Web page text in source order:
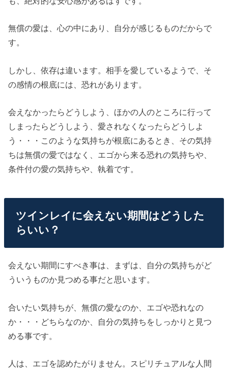
無償の愛は、心の中にあり、自分が感じるものだからで
す。
しかし、依存は違います。相手を愛しているようで、そ
の感情の根底には、恐れがあります。
会えなかったらどうしよう、ほかの人のところに行って
しまったらどうしよう、愛されなくなったらどうしよ
う・・・このような気持ちが根底にあるとき、その気持
ちは無償の愛ではなく、エゴから来る恐れの気持ちや、
条件付の愛の気持ちや、執着です。
ツインレイに会えない期間はどうした
らいい？
会えない期間にすべき事は、まずは、自分の気持ちがど
ういうものか見つめる事だと思います。
合いたい気持ちが、無償の愛なのか、エゴや恐れなの
か・・・どちらなのか、自分の気持ちをしっかりと見つ
める事です。
人は、エゴを認めたがりません。スピリチュアルな人間